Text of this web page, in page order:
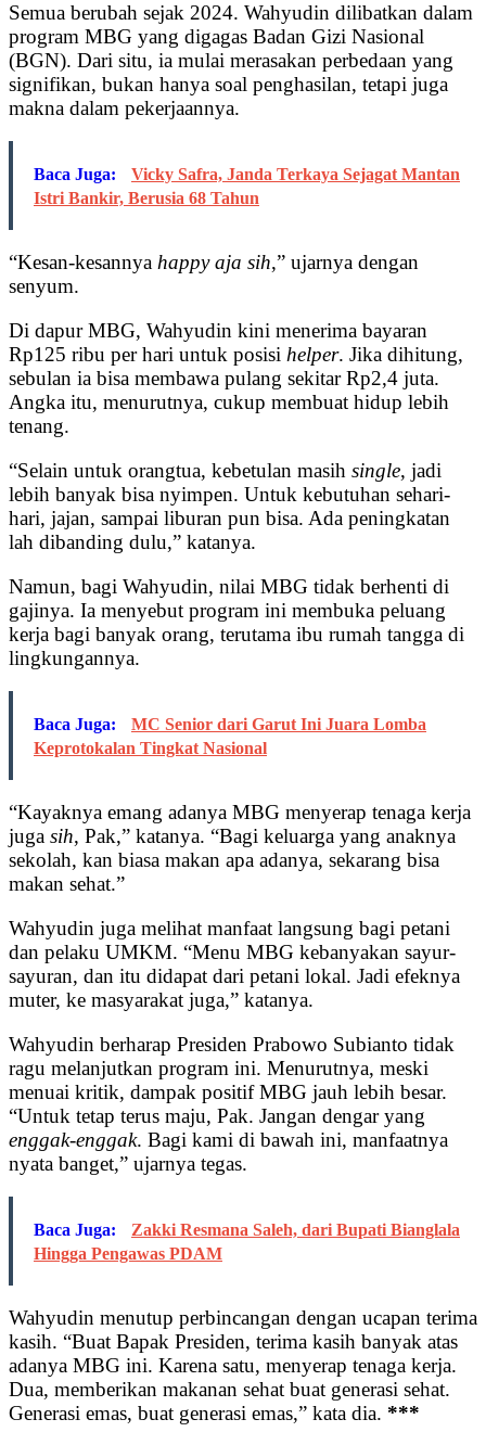
Semua berubah sejak 2024. Wahyudin dilibatkan dalam
program MBG yang digagas Badan Gizi Nasional
(BGN). Dari situ, ia mulai merasakan perbedaan yang
signifikan, bukan hanya soal penghasilan, tetapi juga
makna dalam pekerjaannya.
Baca Juga:
Vicky Safra, Janda Terkaya Sejagat Mantan
Istri Bankir, Berusia 68 Tahun
“Kesan-kesannya happy aja sih,” ujarnya dengan
senyum.
Di dapur MBG, Wahyudin kini menerima bayaran
Rp125 ribu per hari untuk posisi helper. Jika dihitung,
sebulan ia bisa membawa pulang sekitar Rp2,4 juta.
Angka itu, menurutnya, cukup membuat hidup lebih
tenang.
“Selain untuk orangtua, kebetulan masih single, jadi
lebih banyak bisa nyimpen. Untuk kebutuhan sehari-
hari, jajan, sampai liburan pun bisa. Ada peningkatan
lah dibanding dulu,” katanya.
Namun, bagi Wahyudin, nilai MBG tidak berhenti di
gajinya. Ia menyebut program ini membuka peluang
kerja bagi banyak orang, terutama ibu rumah tangga di
lingkungannya.
Baca Juga:
MC Senior dari Garut Ini Juara Lomba
Keprotokalan Tingkat Nasional
“Kayaknya emang adanya MBG menyerap tenaga kerja
juga sih, Pak,” katanya. “Bagi keluarga yang anaknya
sekolah, kan biasa makan apa adanya, sekarang bisa
makan sehat.”
Wahyudin juga melihat manfaat langsung bagi petani
dan pelaku UMKM. “Menu MBG kebanyakan sayur-
sayuran, dan itu didapat dari petani lokal. Jadi efeknya
muter, ke masyarakat juga,” katanya.
Wahyudin berharap Presiden Prabowo Subianto tidak
ragu melanjutkan program ini. Menurutnya, meski
menuai kritik, dampak positif MBG jauh lebih besar.
“Untuk tetap terus maju, Pak. Jangan dengar yang
enggak-enggak. Bagi kami di bawah ini, manfaatnya
nyata banget,” ujarnya tegas.
Baca Juga:
Zakki Resmana Saleh, dari Bupati Bianglala
Hingga Pengawas PDAM
Wahyudin menutup perbincangan dengan ucapan terima
kasih. “Buat Bapak Presiden, terima kasih banyak atas
adanya MBG ini. Karena satu, menyerap tenaga kerja.
Dua, memberikan makanan sehat buat generasi sehat.
Generasi emas, buat generasi emas,” kata dia. ***